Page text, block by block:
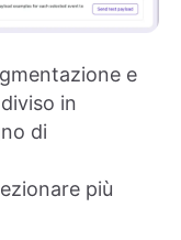
e
in
di
più